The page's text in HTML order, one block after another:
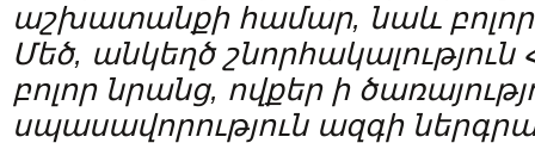
աշխատանքի համար, նաև բոլոր
Մեծ, անկեղծ
բոլոր նրանց, ովքեր ի
սպասավորություն ազգի